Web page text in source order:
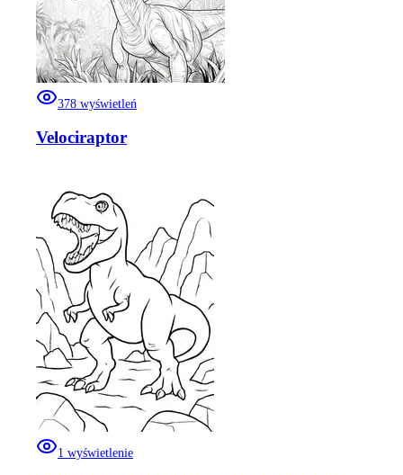
378 wyświetleń
Velociraptor
1 wyświetlenie